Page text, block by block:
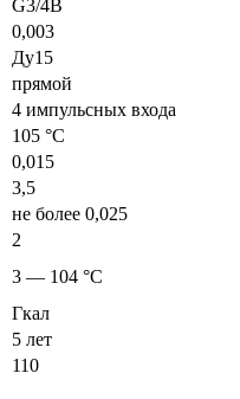
G3/4B
0,003
Ду15
прямой
4 импульсных входа
105 °C
0,015
3,5
не более 0,025
2
3 — 104 °C
Гкал
5 лет
110